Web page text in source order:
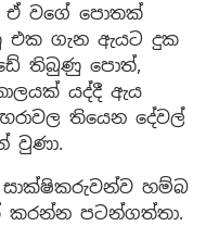
ඒ වගේ පොතක්
ගැන ඇයට දුක
තිබුණු පොත්,
යද්දී ඇය
තියෙන දේවල්
වුණා.
සාක්ෂිකරුවන්ව හම්බ
පටන්ගත්තා.